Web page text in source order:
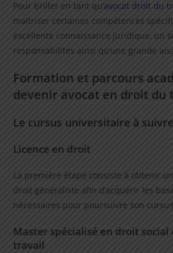
Pour briller en tant qu’avocat droit du
maîtriser certaines compétences
excellente connaissance juridique, un
responsabilités ainsi qu’une grande
Formation et parcours
devenir avocat en droit du
Le cursus universitaire à suivre
Licence en droit
La première étape consiste à obtenir
droit généraliste afin d’acquérir les
nécessaires pour poursuivre son
Master spécialisé en droit social
travail